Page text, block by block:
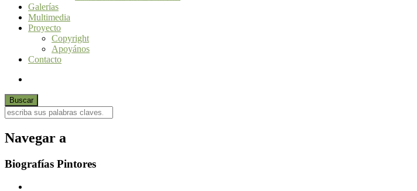
Galerías
Multimedia
Proyecto
Copyright
Apoyános
Contacto
Navegar a
Biografías Pintores